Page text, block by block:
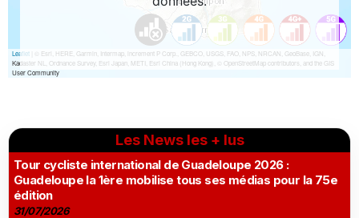
Les News les + lus
Tour cycliste international de Guadeloupe 2026 :
Guadeloupe la 1ère mobilise tous ses médias pour la 75e
édition
31/07/2026